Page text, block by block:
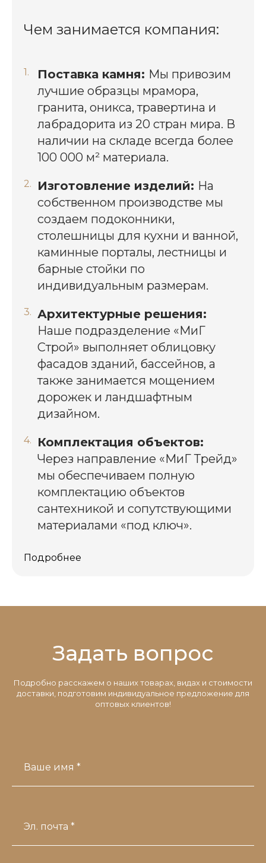
Чем занимается компания:
Поставка камня: Мы привозим
лучшие образцы мрамора,
гранита, оникса, травертина и
лабрадорита из 20 стран мира. В
наличии на складе всегда более
100 000 м² материала.
Изготовление изделий: На
собственном производстве мы
создаем подоконники,
столешницы для кухни и ванной,
каминные порталы, лестницы и
барные стойки по
индивидуальным размерам.
Архитектурные решения:
Наше подразделение «МиГ
Строй» выполняет облицовку
фасадов зданий, бассейнов, а
также занимается мощением
дорожек и ландшафтным
дизайном.
Комплектация объектов:
Через направление «МиГ Трейд»
мы обеспечиваем полную
комплектацию объектов
сантехникой и сопутствующими
материалами «под ключ».
Подробнее
Задать вопрос
Подробно расскажем о наших товарах, видах и стоимости
доставки, подготовим индивидуальное предложение для
оптовых клиентов!
Ваше имя *
Эл. почта *